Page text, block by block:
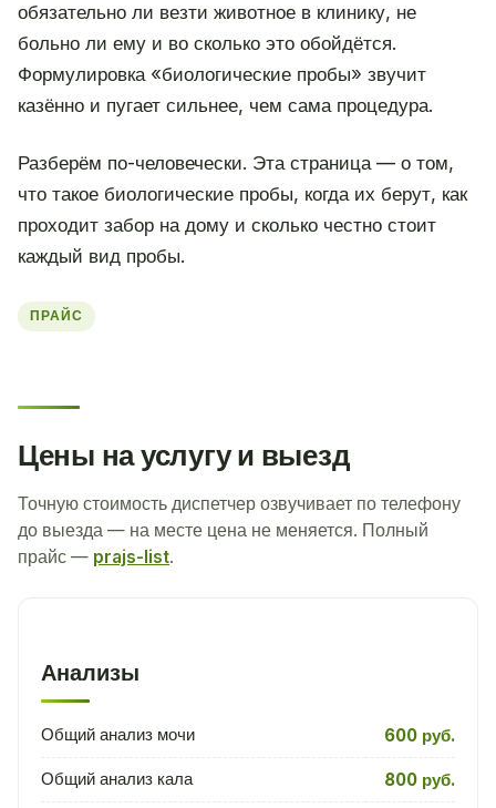
обязательно ли везти животное в клинику, не
больно ли ему и во сколько это обойдётся.
Формулировка «биологические пробы» звучит
казённо и пугает сильнее, чем сама процедура.
Разберём по-человечески. Эта страница — о том,
что такое биологические пробы, когда их берут, как
проходит забор на дому и сколько честно стоит
каждый вид пробы.
ПРАЙС
Цены на услугу и выезд
Точную стоимость диспетчер озвучивает по телефону
до выезда — на месте цена не меняется. Полный
прайс — prajs-list.
Анализы
Общий анализ мочи 600 руб.
Общий анализ кала 800 руб.